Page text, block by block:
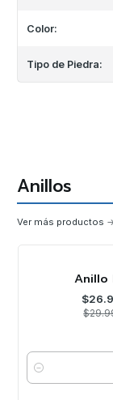
Color:
Tipo de Piedra:
Anillos
Ver más productos
Anillo
Cantidad